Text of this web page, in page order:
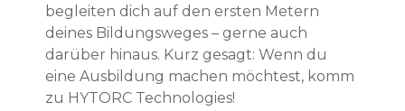
begleiten dich auf den ersten Metern
deines Bildungsweges – gerne auch
darüber hinaus. Kurz gesagt: Wenn du
eine Ausbildung machen möchtest, komm
zu HYTORC Technologies!